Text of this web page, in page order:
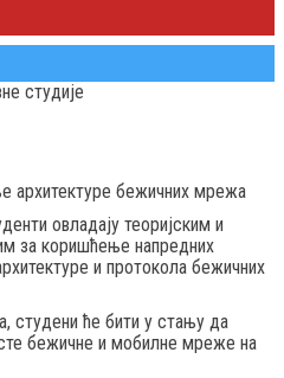
студије
архитектуре бежичних мрежа
овладају теоријским и
за коришћење напредних
и протокола бежичних
студени ће бити у стању да
бежичне и мобилне мреже на